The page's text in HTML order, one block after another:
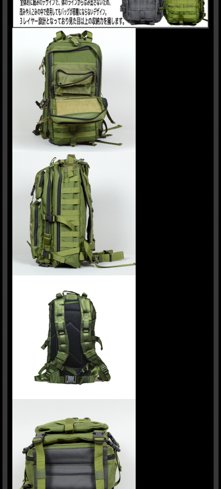
トップに取り付けられたY型ストラップには上着などが効率良く収納可能です。
またサイドに取り付けられたコンプレッションストラップを使用し、全体を圧縮、
全体の型崩れを防ぎ、バランスを保ちます。
背面ジッパー式ポケットにてハイドレーションリザーバー(別売り)が搭載可能で
バック上部のベルクロ式の穴からチューブを出して使用します。取り外し可能なチ
ェストストラップとウエストストラップが付属。肩にかかる負担を軽減させます。
カラーはOD（オリーブ）と黒の2種類です。
商品サイズ：（メインコンバートメント）：縦10x横26x深さ48(cm)